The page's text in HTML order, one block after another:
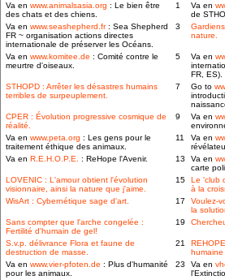
Va en www.animalsasia.org : Le bien être
des chats et des chiens.
1 Va en
de
Va en www.seashepherd.fr: Sea Shepherd
FR ~ organisation actions directes
internationale de préserver les Océans.
3
nature.
Va en www.komitee.de : Comité contre le
meurtre d'oiseaux.
5 Va en
FR, ES).
STHOPD : Arrêter les désastres humains
terribles de surpeuplement.
7 Go to
CPER : Évolution progressive cosmique de
réalité.
9 Va en
Va en www.peta.org : Les gens pour le
traitement éthique des animaux.
11 Va en
Va en R.E.H.O.P.E. : ReHope l'Avenir. 13 Va en
carte
LOVENIC : L'amour obtient l'évolution
visionnaire, ainsi la nature que j'aime.
15
Le 'club
à la
WisArt : Cybernétique sage d'art.
17
Voulez-
la
Sans compter que l'arche congelée :
Fertilité d'humain de gel!
19
S.v.p. délivrance Flora et faune de
destruction de masse.
21
Va en www.vier-pfoten.de : Plus d'humanité
pour les animaux.
23 Va en